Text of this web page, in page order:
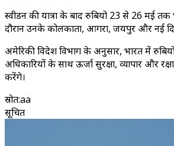
स्वीडन की यात्रा के बाद रुबियो 23 से 26 मई तक
दौरान उनके कोलकाता, आगरा, जयपुर और नई
अमेरिकी विदेश विभाग के अनुसार, भारत में रुबियो
अधिकारियों के साथ ऊर्जा सुरक्षा, व्यापार और
करेंगे।
स्रोत:aa
सूचित